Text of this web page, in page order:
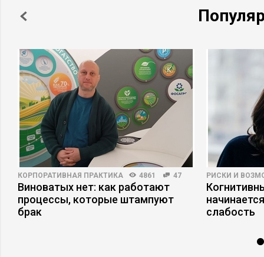
КОРПОРАТИВНАЯ ПРАКТИКА 4861 47
Виноватых нет: как работают
процессы, которые штампуют
брак
РИСКИ И
слабость